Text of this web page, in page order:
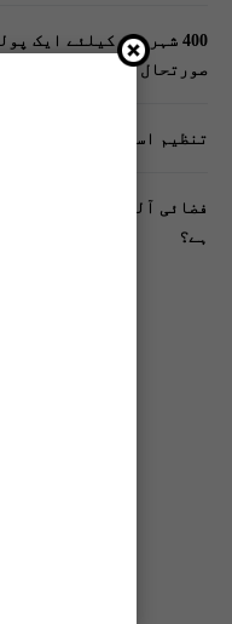
400 شہریوں کیلئے ایک
صورتحال کیا ہے؟
تنظیم اسلامی کے زیرِ
فضائی آلودگی انسانی
ہے؟